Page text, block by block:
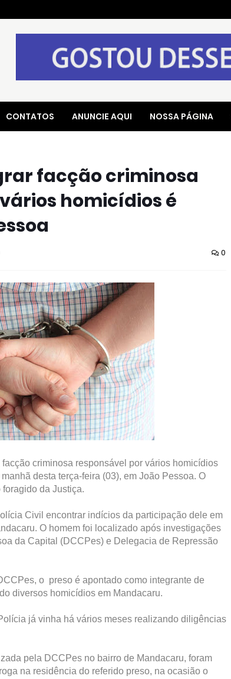
CONTATOS ANUNCIE AQUI NOSSA PÁGINA
facção criminosa
homicídios é
0
criminosa responsável por vários homicídios
desta terça-feira (03), em João Pessoa. O
da Justiça.
Civil encontrar indícios da participação dele em
O homem foi localizado após investigações
da Capital (DCCPes) e Delegacia de Repressão
o preso é apontado como integrante de
diversos homicídios em Mandacaru.
já vinha há vários meses realizando diligências
pela DCCPes no bairro de Mandacaru, foram
na residência do referido preso, na ocasião o